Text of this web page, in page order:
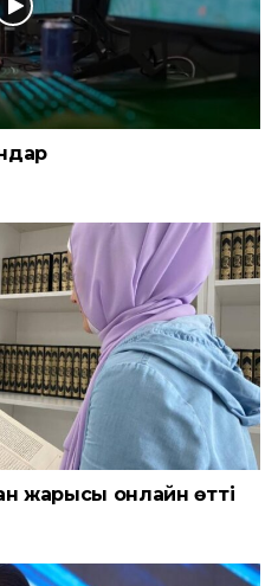
жарысы онлайн өтті